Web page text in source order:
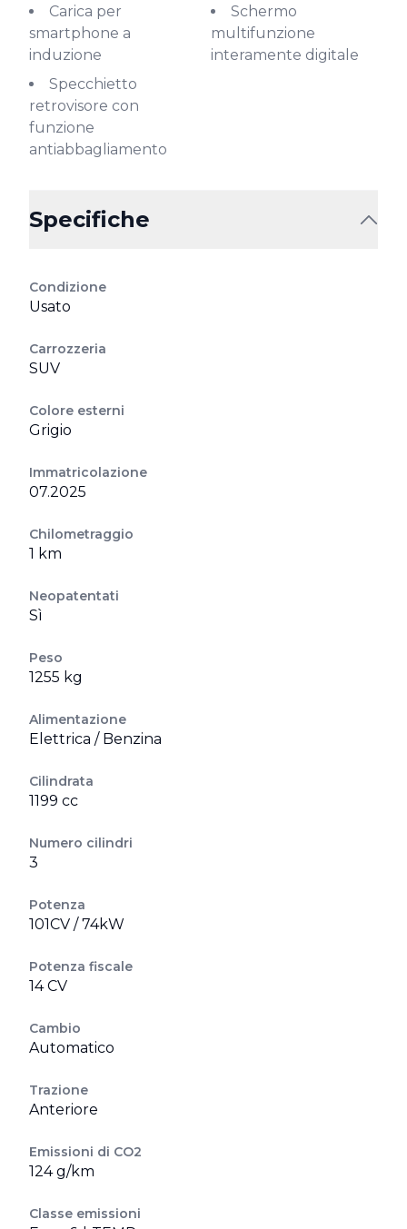
Carica per
smartphone a
induzione
Schermo
multifunzione
interamente digitale
Specchietto
retrovisore con
funzione
antiabbagliamento
Specifiche
Condizione
Usato
Carrozzeria
SUV
Colore esterni
Grigio
Immatricolazione
07.2025
Chilometraggio
1 km
Neopatentati
Sì
Peso
1255 kg
Alimentazione
Elettrica / Benzina
Cilindrata
1199 cc
Numero cilindri
3
Potenza
101CV / 74kW
Potenza fiscale
14 CV
Cambio
Automatico
Trazione
Anteriore
Emissioni di CO2
124 g/km
Classe emissioni